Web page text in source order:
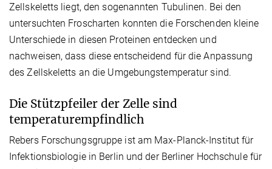
Zellskeletts liegt, den sogenannten Tubulinen. Bei den
untersuchten Froscharten konnten die Forschenden kleine
Unterschiede in diesen Proteinen entdecken und
nachweisen, dass diese entscheidend für die Anpassung
des Zellskeletts an die Umgebungstemperatur sind.
Die Stützpfeiler der Zelle sind
temperaturempfindlich
Rebers Forschungsgruppe ist am Max-Planck-Institut für
Infektionsbiologie in Berlin und der Berliner Hochschule für